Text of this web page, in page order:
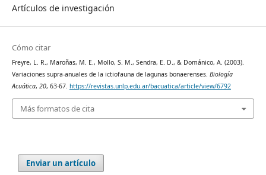
Artículos de investigación
Cómo citar
Freyre, L. R., Maroñas, M. E., Mollo, S. M., Sendra, E. D., & Dománico, A. (2003).
Variaciones supra-anuales de la ictiofauna de lagunas bonaerenses. Biología
Acuática, 20, 63-67. https://revistas.unlp.edu.ar/bacuatica/article/view/6792
Más formatos de cita
Enviar un artículo